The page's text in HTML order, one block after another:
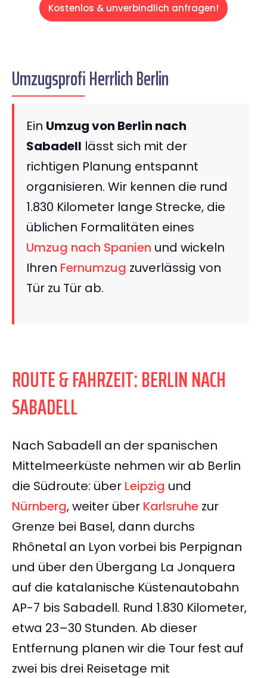
Kostenlos & unverbindlich anfragen!
Umzugsprofi Herrlich Berlin
Ein Umzug von Berlin nach
Sabadell lässt sich mit der
richtigen Planung entspannt
organisieren. Wir kennen die rund
1.830 Kilometer lange Strecke, die
üblichen Formalitäten eines
Umzug nach Spanien und wickeln
Ihren Fernumzug zuverlässig von
Tür zu Tür ab.
ROUTE & FAHRZEIT: BERLIN NACH
SABADELL
Nach Sabadell an der spanischen
Mittelmeerküste nehmen wir ab Berlin
die Südroute: über Leipzig und
Nürnberg, weiter über Karlsruhe zur
Grenze bei Basel, dann durchs
Rhônetal an Lyon vorbei bis Perpignan
und über den Übergang La Jonquera
auf die katalanische Küstenautobahn
AP-7 bis Sabadell. Rund 1.830 Kilometer,
etwa 23–30 Stunden. Ab dieser
Entfernung planen wir die Tour fest auf
zwei bis drei Reisetage mit